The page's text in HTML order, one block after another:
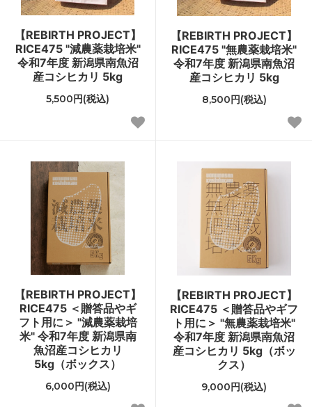
【REBIRTH PROJECT】
RICE475 "減農薬栽培米"
令和7年度 新潟県南魚沼
産コシヒカリ 5kg
5,500円(税込)
【REBIRTH PROJECT】
RICE475 "無農薬栽培米"
令和7年度 新潟県南魚沼
産コシヒカリ 5kg
8,500円(税込)
【REBIRTH PROJECT】
RICE475 ＜贈答品やギ
フト用に＞ "減農薬栽培
米" 令和7年度 新潟県南
魚沼産コシヒカリ
5kg（ボックス）
6,000円(税込)
【REBIRTH PROJECT】
RICE475 ＜贈答品やギフ
ト用に＞ "無農薬栽培米"
令和7年度 新潟県南魚沼
産コシヒカリ 5kg（ボッ
クス）
9,000円(税込)